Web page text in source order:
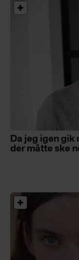
Da jeg igen gik
der måtte ske